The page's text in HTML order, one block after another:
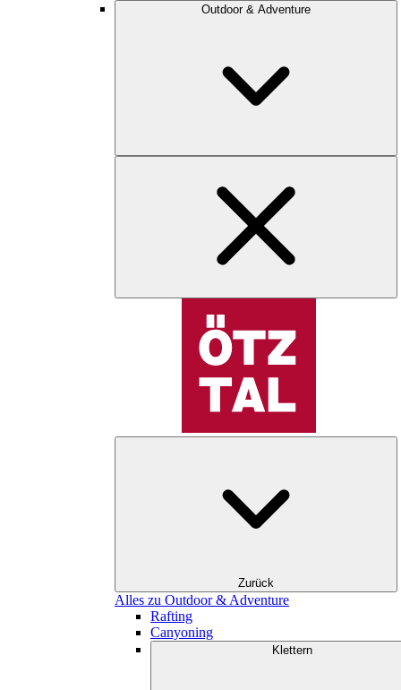
Outdoor & Adventure
Zurück
Alles zu Outdoor & Adventure
Rafting
Canyoning
Klettern